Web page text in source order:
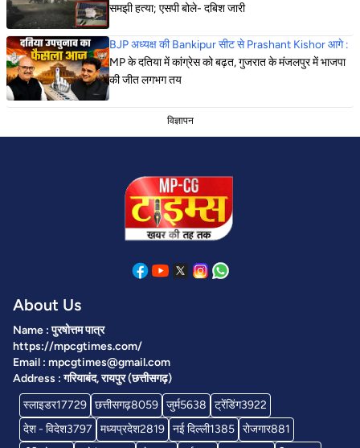
समझी हत्या; एसपी बोले- दबिश जारी
BJP अध्यक्ष की Bankipur सीट से Prashant Kishor आगे :
MP के दतिया में कांग्रेस को बढ़त, गुजरात के मंजलपुर में भाजपा
की जीत लगभग तय
विज्ञापन
About Us
Name : पुरषोत्तम पात्र
https://mpcgtimes.com/
Email : mpcgtimes@gmail.com
Address : गरियाबंद, रायपुर (छत्तीसगढ़)
स्लाइडर17729 छत्तीसगढ़8059 जुर्म5638 ट्रेंडिंग3922
देश - विदेश3797 मध्यप्रदेश2819 नई दिल्ली1385 रोजगार881